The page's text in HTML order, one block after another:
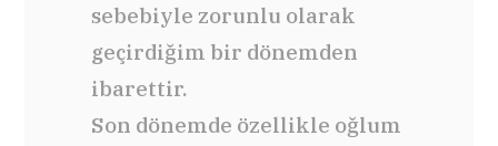
sebebiyle zorunlu olarak
geçirdiğim bir dönemden
ibarettir.
Son dönemde özellikle oğlum